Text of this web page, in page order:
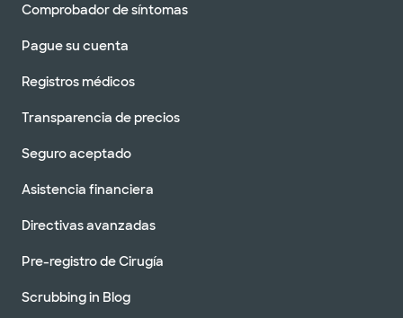
Comprobador de síntomas
Pague su cuenta
Registros médicos
Transparencia de precios
Seguro aceptado
Asistencia financiera
Directivas avanzadas
Pre-registro de Cirugía
Scrubbing in Blog